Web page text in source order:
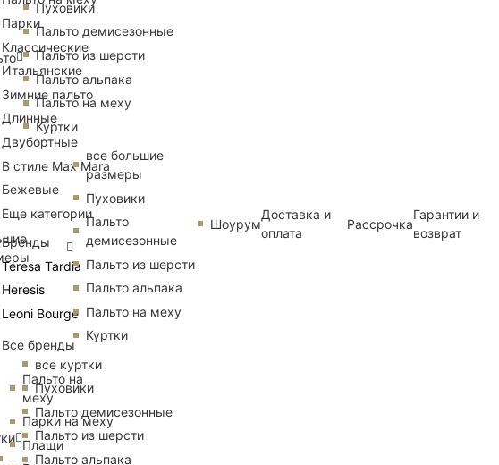
Парки
Классические
Итальянские
Зимние пальто
Длинные
Двубортные
В стиле Max Mara
Бежевые
Еще категории
Бренды
Teresa Tardia
Heresis
Leoni Bourge
Все бренды
Пальто на
меху
Парки на меху
Плащи
Пуховики
Пальто демисезонные
Пальто из шерсти
Пальто альпака
Пальто на меху
Куртки
все большие
размеры
Пуховики
Пальто
демисезонные
Пальто из шерсти
Пальто альпака
Пальто на меху
Куртки
все куртки
Пуховики
Пальто демисезонные
Пальто из шерсти
Пальто альпака
Шоурум
Доставка и
оплата
Рассрочка
Гарантии и
возврат